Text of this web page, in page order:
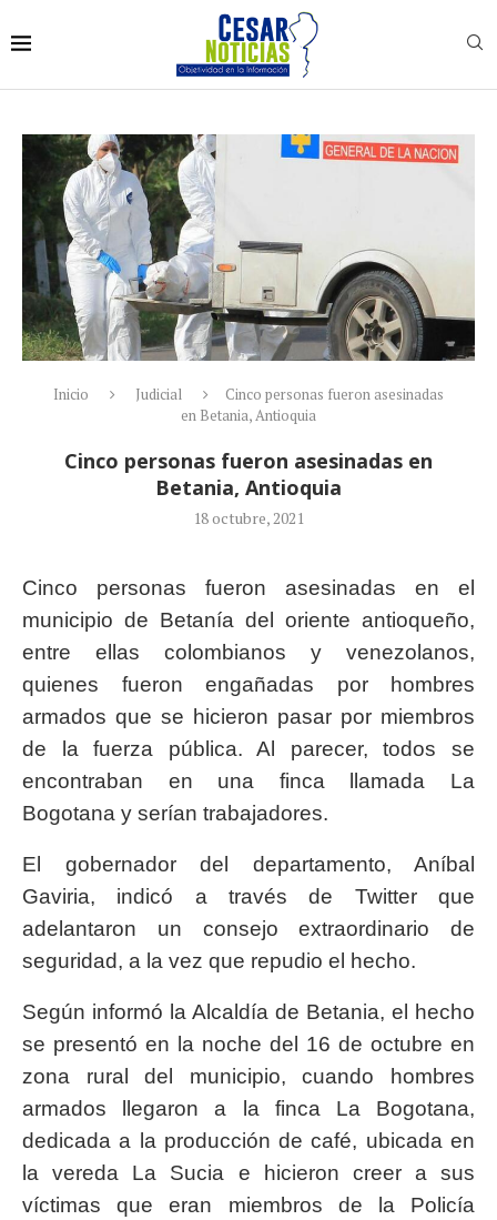
Inicio Judicial
Cinco personas fueron asesinadas
en Betania, Antioquia
Cinco personas fueron asesinadas en
Betania, Antioquia
18 octubre, 2021
Cinco personas fueron asesinadas en el
municipio de Betanía del oriente antioqueño,
entre ellas colombianos y venezolanos,
quienes fueron engañadas por hombres
armados que se hicieron pasar por miembros
de la fuerza pública. Al parecer, todos se
encontraban en una finca llamada La
Bogotana y serían trabajadores.
El gobernador del departamento, Aníbal
Gaviria, indicó a través de Twitter que
adelantaron un consejo extraordinario de
seguridad, a la vez que repudio el hecho.
Según informó la Alcaldía de Betania, el hecho
se presentó en la noche del 16 de octubre en
zona rural del municipio, cuando hombres
armados llegaron a la finca La Bogotana,
dedicada a la producción de café, ubicada en
la vereda La Sucia e hicieron creer a sus
víctimas que eran miembros de la Policía